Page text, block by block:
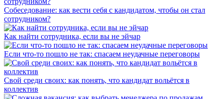
Собеседование: как вести себя с кандидатом, чтобы он стал
сотрудником?
Как найти сотрудника, если вы не эйчар
Если что-то пошло не так: спасаем неудачные переговоры
Свой среди своих: как понять, что кандидат вольётся в
коллектив